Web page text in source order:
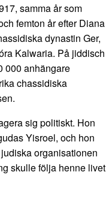
samma år som
femton år efter Diana
dynastin Ger,
Kalwaria. På jiddisch
000 anhängare
chassidiska
sig politiskt. Hon
Yisroel, och hon
organisationen
skulle följa henne livet